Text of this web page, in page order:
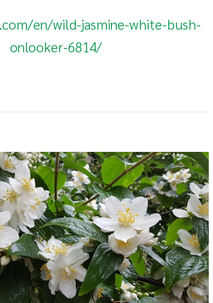
en/wild-jasmine-white-bush-
onlooker-6814/